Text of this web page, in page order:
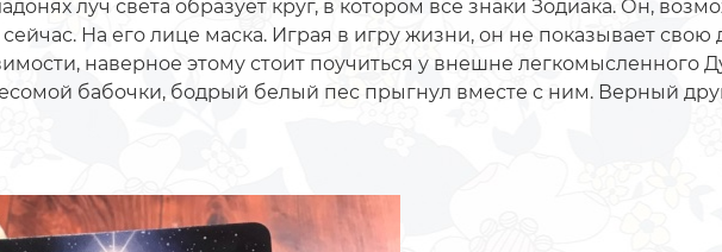
луч света образует круг, в котором все знаки Зодиака. Он,
На его лице маска. Играя в игру жизни, он не показывает свою
наверное этому стоит поучиться у внешне легкомысленного
бабочки, бодрый белый пес прыгнул вместе с ним. Верный друг